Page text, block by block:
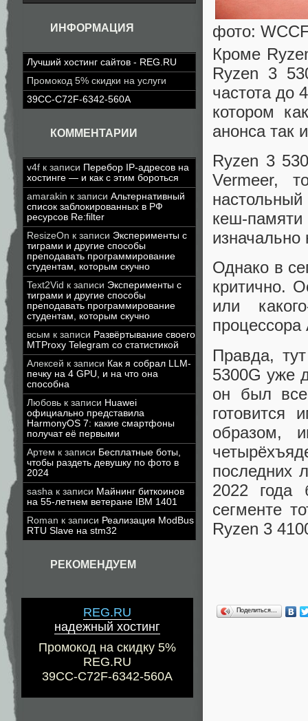
ИНФОРМАЦИЯ
Лучший хостинг сайтов - REG.RU
Промокод 5% скидки на услуги
39CC-C72F-6342-560A
КОММЕНТАРИИ
v4f к записи Перебор IP-адресов на
хостинге — и как с этим бороться
amarakin к записи Альтернативный
список заблокированных в РФ
ресурсов Re:filter
ResizeOn к записи Эксперименты с
тиграми и другие способы
преподавать программирование
студентам, которым скучно
Text2Vid к записи Эксперименты с
тиграми и другие способы
преподавать программирование
студентам, которым скучно
всым к записи Развёртывание своего
MTProxy Telegram со статистикой
Алексей к записи Как я собрал LLM-
печку на 4 GPU, и на что она
способна
Любовь к записи Huawei
официально представила
HarmonyOS 7: какие смартфоны
получат её первыми
Артем к записи Бесплатные боты,
чтобы раздеть девушку по фото в
2024
sasha к записи Майнинг биткоинов
на 55-летнем ветеране IBM 1401
Roman к записи Реализация ModBus
RTU Slave на stm32
РЕКОМЕНДУЕМ
REG.RU
надежный хостинг
Промокод на скидку 5%
REG.RU
39CC-C72F-6342-560A
фото:
Кроме
Ryzen 3
частота до
котором
анонса так
Ryzen 3
Vermeer,
кеш-
Однако в
критично.
или
Правда,
5300G уже
он был
готовится
образом,
последних
2022 года
сегменте
Ryzen 3
Поделиться…